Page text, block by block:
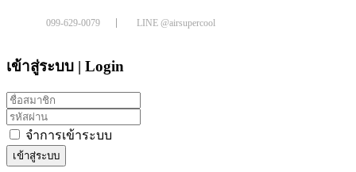
099-629-0079 LINE @airsupercool
เข้าสู่ระบบ | Login
จำการเข้าระบบ
เข้าสู่ระบบ